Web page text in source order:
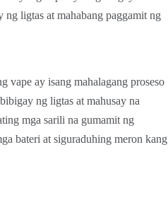
ligtas at mahabang paggamit ng
vape ay isang mahalagang proseso
ng ligtas at mahusay na
mga sarili na gumamit ng
bateri at siguraduhing meron kang